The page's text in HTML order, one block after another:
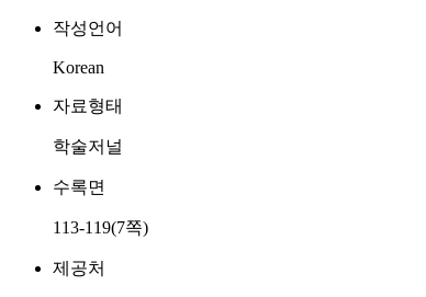
작성언어
Korean
자료형태
학술저널
수록면
113-119(7쪽)
제공처